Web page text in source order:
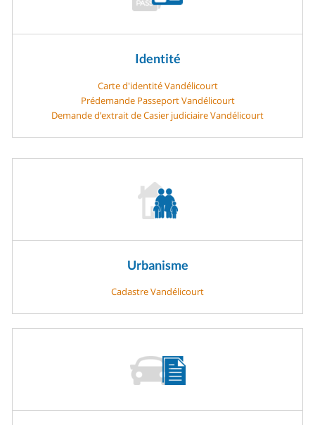
Identité
Carte d'identité Vandélicourt
Prédemande Passeport Vandélicourt
Demande d’extrait de Casier judiciaire Vandélicourt
Urbanisme
Cadastre Vandélicourt